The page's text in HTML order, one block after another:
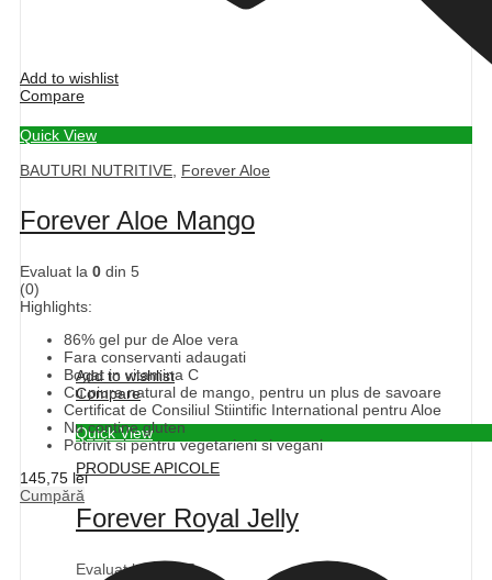
Add to wishlist
Compare
Quick View
PRODUSE APICOLE
Forever Royal Jelly
Evaluat la
din 5
Add to wishlist
Compare
Quick View
BAUTURI NUTRITIVE Forever Aloe
Forever Aloe Mango
Evaluat la 0 din 5
(0)
Highlights:
86% gel pur de Aloe vera
Fara conservanti adaugati
Bogat in vitamina C
Cu piure natural de mango, pentru un plus de savoare
Certificat de Consiliul Stiintific International pentru Aloe
Nu contine gluten
Potrivit si pentru vegetarieni si vegani
145,75 lei
Cumpără